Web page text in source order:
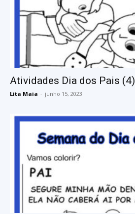
Atividades Dia dos Pais (4)
Lita Maia - junho 15, 2023